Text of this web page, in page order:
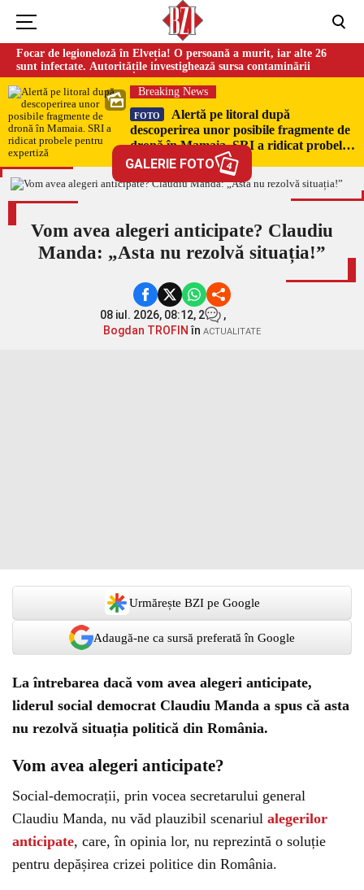
Focar de legioneloză în Elveția! O persoană a murit, iar alte 26
sunt infectate. Autoritățile investighează sursa contaminării
Breaking News
FOTO
Alertă pe litoral după
descoperirea unor posibile fragmente de
dronă în Mamaia. SRI a ridicat probele
pentru expertiză
GALERIE FOTO 4
Vom avea alegeri anticipate? Claudiu
Manda: „Asta nu rezolvă situația!”
08 iul. 2026, 08:12, 2
,
Bogdan TROFIN în ACTUALITATE
Urmărește BZI pe Google
Adaugă-ne ca sursă preferată în Google
La întrebarea dacă vom avea alegeri anticipate,
liderul social democrat Claudiu Manda a spus că asta
nu rezolvă situația politică din România.
Vom avea alegeri anticipate?
Social-democrații, prin vocea secretarului general
Claudiu Manda, nu văd plauzibil scenariul alegerilor
anticipate, care, în opinia lor, nu reprezintă o soluție
pentru depășirea crizei politice din România.